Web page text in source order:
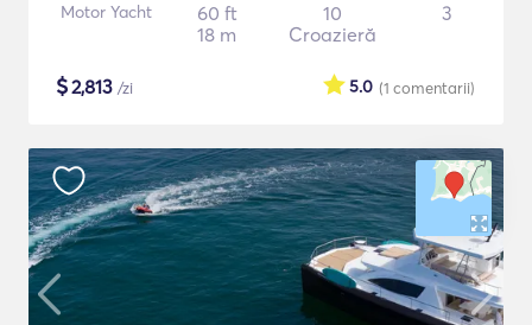
Motor Yacht
60 ft
18 m
10
Croazieră
3
$2,813 /zi (1 comentarii)
5.0